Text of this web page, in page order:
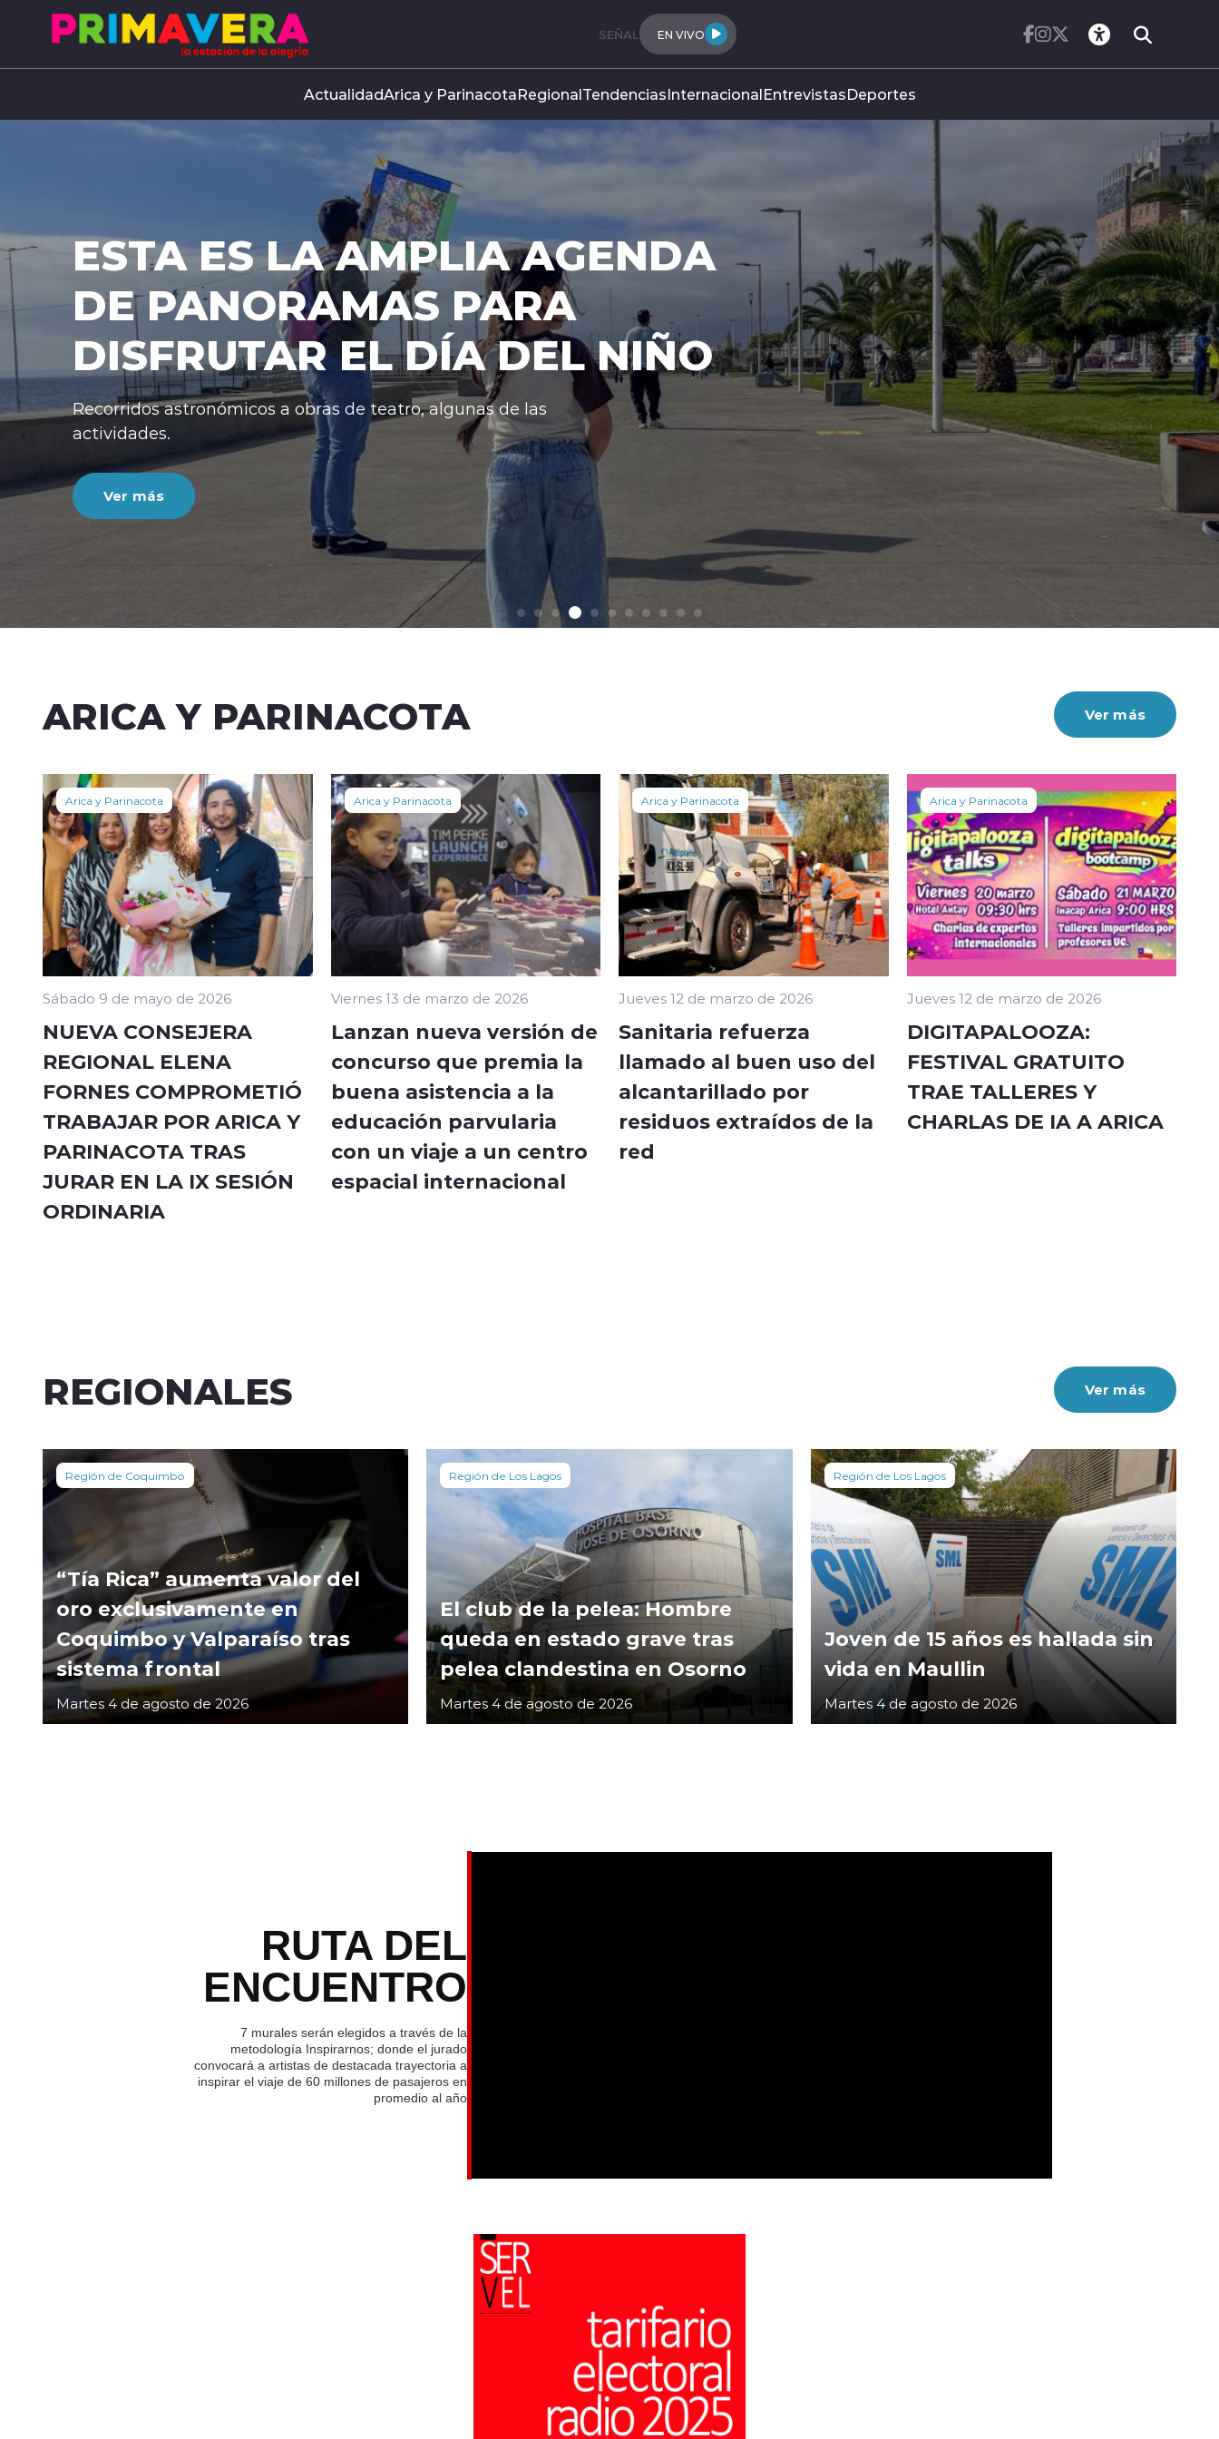
SEÑAL EN VIVO
ActualidadArica y ParinacotaRegionalTendenciasInternacionalEntrevistasDeportes
IPC REGISTRA VARIACIONES
DE 0,1 POR CIENTO DURANTE
EL MES DE JULIO
Con esto la baja acumulada se consolidó en un 3,5%.
Ver más
ARICA Y PARINACOTA Ver más
Arica y Parinacota
Sábado 9 de mayo de 2026
NUEVA CONSEJERA
REGIONAL ELENA
FORNES COMPROMETIÓ
TRABAJAR POR ARICA Y
PARINACOTA TRAS
JURAR EN LA IX SESIÓN
ORDINARIA
Arica y Parinacota
Viernes 13 de marzo de 2026
Lanzan nueva versión de
concurso que premia la
buena asistencia a la
educación parvularia
con un viaje a un centro
espacial internacional
Arica y Parinacota
Jueves 12 de marzo de 2026
Sanitaria refuerza
llamado al buen uso del
alcantarillado por
residuos extraídos de la
red
Arica y Parinacota
Jueves 12 de marzo de 2026
DIGITAPALOOZA:
FESTIVAL GRATUITO
TRAE TALLERES Y
CHARLAS DE IA A ARICA
REGIONALES Ver más
Región de Coquimbo
“Tía Rica” aumenta valor del
oro exclusivamente en
Coquimbo y Valparaíso tras
sistema frontal
Martes 4 de agosto de 2026
Región de Los Lagos
El club de la pelea: Hombre
queda en estado grave tras
pelea clandestina en Osorno
Martes 4 de agosto de 2026
Región de Los Lagos
Joven de 15 años es hallada sin
vida en Maullin
Martes 4 de agosto de 2026
RUTA DEL
ENCUENTRO
7 murales serán elegidos a través de la
metodología Inspirarnos; donde el jurado
convocará a artistas de destacada trayectoria a
inspirar el viaje de 60 millones de pasajeros en
promedio al año